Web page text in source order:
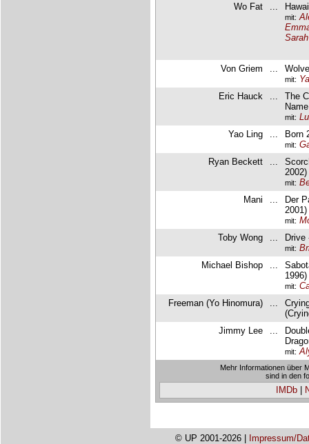
Wo Fat
mit:
Von Griem
mit:
Eric Hauck
The
mit:
Yao Ling
Born
mit:
Ryan Beckett
2002)
mit:
Mani
Der
2001)
mit:
Toby Wong
Drive
mit:
Michael Bishop
1996)
mit:
Freeman (Yo Hinomura)
Jimmy Lee
mit:
Mehr Informationen über
sind in den
IMDb |
© UP 2001-2026 | Impressum/